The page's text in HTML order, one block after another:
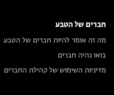
חברים של הטבע
מה זה אומר להיות חברים של הטבע
בואו נהיה חברים
מדיניות השימוש של קהילת החברים